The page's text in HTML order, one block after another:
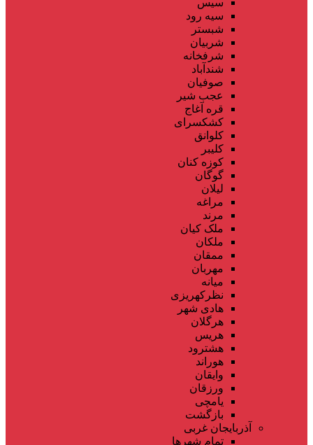
سیه رود
شبستر
شربیان
شرفخانه
شندآباد
صوفیان
عجب شیر
قره آغاج
کشکسرای
کلوانق
کلیبر
کوزه کنان
گوگان
لیلان
مراغه
مرند
ملک کیان
ملکان
ممقان
مهربان
میانه
نظرکهریزی
هادی شهر
هرگلان
هریس
هشترود
هوراند
وایقان
ورزقان
یامچی
بازگشت
آذربایجان غربی
تمام شهر‌ها